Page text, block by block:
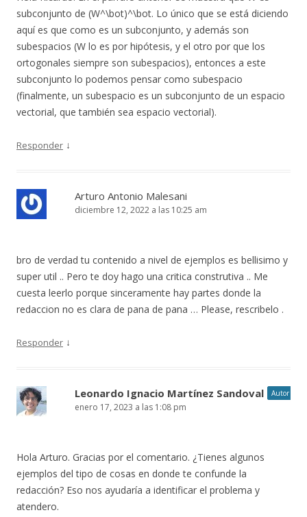
subconjunto de (W^\bot)^\bot. Lo único que se está diciendo
aquí es que como es un subconjunto, y además son
subespacios (W lo es por hipótesis, y el otro por que los
ortogonales siempre son subespacios), entonces a este
subconjunto lo podemos pensar como subespacio
(finalmente, un subespacio es un subconjunto de un espacio
vectorial, que también sea espacio vectorial).
Responder ↓
Arturo Antonio Malesani
diciembre 12, 2022 a las 10:25 am
bro de verdad tu contenido a nivel de ejemplos es bellisimo y
super util .. Pero te doy hago una critica construtiva .. Me
cuesta leerlo porque sinceramente hay partes donde la
redaccion no es clara de pana de pana … Please, rescribelo .
Responder ↓
Leonardo Ignacio Martínez Sandoval Autor
enero 17, 2023 a las 1:08 pm
Hola Arturo. Gracias por el comentario. ¿Tienes algunos
ejemplos del tipo de cosas en donde te confunde la
redacción? Eso nos ayudaría a identificar el problema y
atendero.